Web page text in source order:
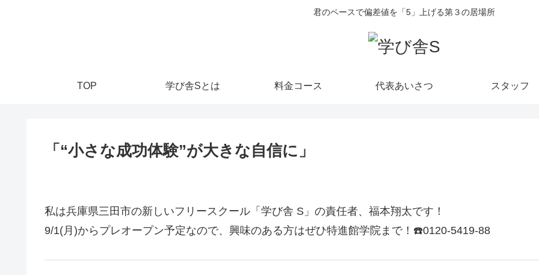
君のペースで偏差値を「5」上げる第３の居場所
TOP 学び舎Sとは 料金コース 代表あいさつ スタッフ
「“小さな成功体験”が大きな自信に」
私は兵庫県三田市の新しいフリースクール「学び舎 S」の責任者、福本翔太です！
9/1(月)からプレオープン予定なので、興味のある方はぜひ特進館学院まで！☎️0120-5419-88